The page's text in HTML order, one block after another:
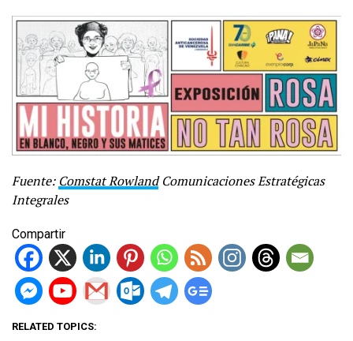
Fuente: Comstat RowlandComunicaciones Estratégicas
Integrales
Compartir
RELATED TOPICS: